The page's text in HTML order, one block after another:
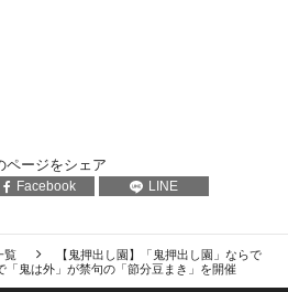
ページをシェア
Facebook LINE
覧
【鬼押出し園】「鬼押出し園」ならで
「鬼は外」が禁句の「節分豆まき」を開催